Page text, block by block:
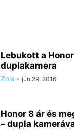
Lebukott a
duplakamera
Zola - jún 29, 2016
Honor 8 ár és
– dupla